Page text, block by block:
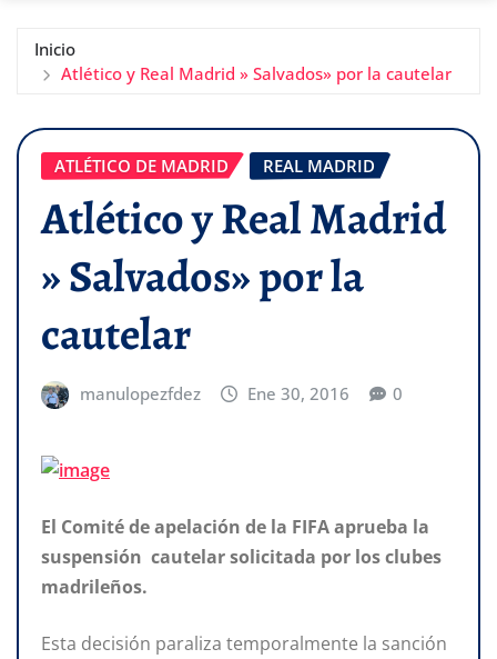
Inicio
Atlético y Real Madrid » Salvados» por la cautelar
ATLÉTICO DE MADRID REAL MADRID
Atlético y Real Madrid
» Salvados» por la
cautelar
manulopezfdez Ene 30, 2016 0
El Comité de apelación de la FIFA aprueba la
suspensión cautelar solicitada por los clubes
madrileños.
Esta decisión paraliza temporalmente la sanción